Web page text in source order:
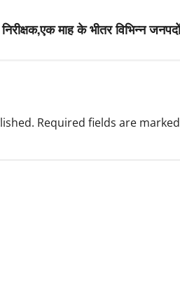
माह के भीतर विभिन्न
Required fields are marked